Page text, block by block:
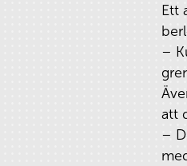
Ett
–
att
–